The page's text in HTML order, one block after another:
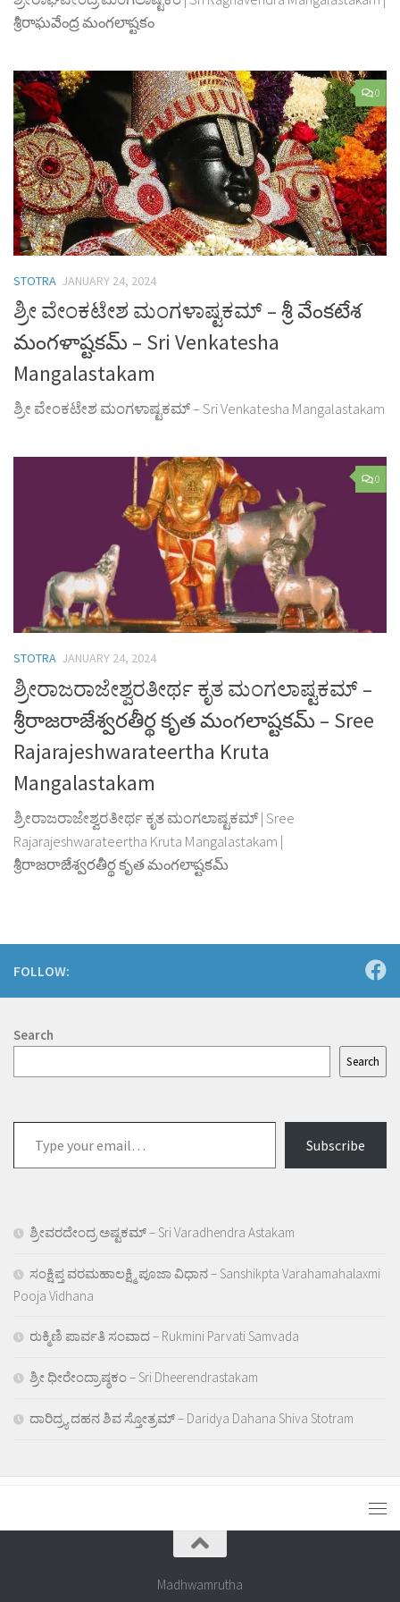
శ్రీరాఘవేంద్ర మంగలాష్టకం
0
STOTRA JANUARY 24, 2024
ಶ್ರೀ ವೇಂಕಟೇಶ ಮಂಗಳಾಷ್ಟಕಮ್ – శ్రీ వేంకటేశ
మంగళాష్టకమ్ – Sri Venkatesha
Mangalastakam
ಶ್ರೀ ವೇಂಕಟೇಶ ಮಂಗಳಾಷ್ಟಕಮ್ – Sri Venkatesha Mangalastakam
0
STOTRA JANUARY 24, 2024
ಶ್ರೀರಾಜರಾಜೇಶ್ವರತೀರ್ಥ ಕೃತ ಮಂಗಲಾಷ್ಟಕಮ್ –
శ్రీరాజరాజేశ్వరతీర్థ కృత మంగలాష్టకమ్ – Sree
Rajarajeshwarateertha Kruta
Mangalastakam
ಶ್ರೀರಾಜರಾಜೇಶ್ವರತೀರ್ಥ ಕೃತ ಮಂಗಲಾಷ್ಟಕಮ್ | Sree
Rajarajeshwarateertha Kruta Mangalastakam |
శ్రీరాజరాజేశ్వరతీర్థ కృత మంగలాష్టకమ్
FOLLOW:
Search
Search
your
email…
Subscribe
ಶ್ರೀವರದೇಂದ್ರ ಅಷ್ಟಕಮ್ – Sri Varadhendra Astakam
ಸಂಕ್ಷಿಪ್ತ ವರಮಹಾಲಕ್ಷ್ಮಿ ಪೂಜಾ ವಿಧಾನ – Sanshikpta Varahamahalaxmi
Pooja Vidhana
ರುಕ್ಮಿಣಿ ಪಾರ್ವತಿ ಸಂವಾದ – Rukmini Parvati Samvada
ಶ್ರೀ ಧೀರೇಂದ್ರಾಷ್ಠಕಂ – Sri Dheerendrastakam
ದಾರಿದ್ರ್ಯ ದಹನ ಶಿವ ಸ್ತೋತ್ರಮ್ – Daridya Dahana Shiva Stotram
Madhwamrutha